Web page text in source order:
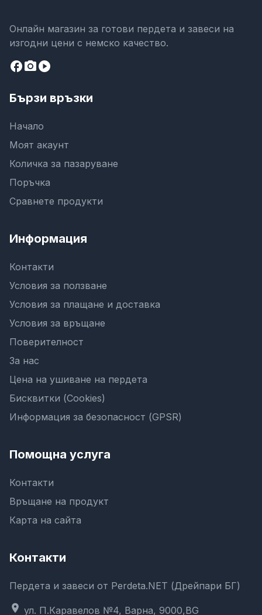
Онлайн магазин за готови пердета и завеси на
изгодни цени с немско качество.
facebookcamera_altplay_circle
Бързи връзки
Начало
Моят акаунт
Количка за пазаруване
Поръчка
Сравнете продукти
Информация
Контакти
Условия за ползване
Условия за плащане и доставка
Условия за връщане
Поверителност
За нас
Цена на ушиване на пердета
Бисквитки (Cookies)
Информация за безопасност (GPSR)
Помощна услуга
Контакти
Връщане на продукт
Карта на сайта
Контакти
Пердета и завеси от Perdeta.NET (Дрейпари БГ)
location_on ул. П.Каравелов №4, Варна, 9000,BG